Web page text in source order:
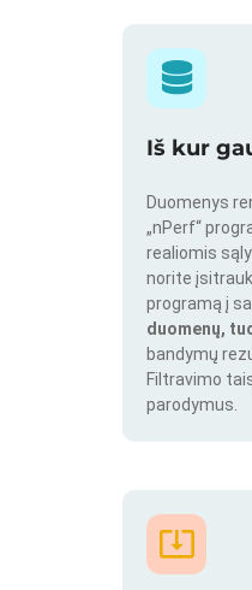
Iš kur
Duomenys
„nPerf“
realiomis
norite
programą į
duomenų,
bandymų
Filtravimo
parodymus.